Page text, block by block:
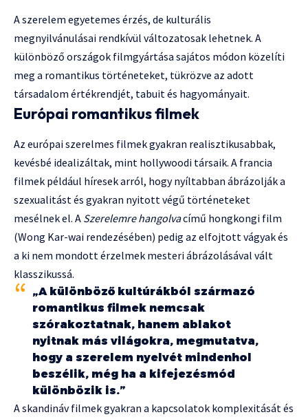
A szerelem egyetemes érzés, de kulturális
megnyilvánulásai rendkívül változatosak lehetnek. A
különböző országok filmgyártása sajátos módon közelíti
meg a romantikus történeteket, tükrözve az adott
társadalom értékrendjét, tabuit és hagyományait.
Európai romantikus filmek
Az európai szerelmes filmek gyakran realisztikusabbak,
kevésbé idealizáltak, mint hollywoodi társaik. A francia
filmek például híresek arról, hogy nyíltabban ábrázolják a
szexualitást és gyakran nyitott végű történeteket
mesélnek el. A Szerelemre hangolvacímű hongkongi film
(Wong Kar-wai rendezésében) pedig az elfojtott vágyak és
a ki nem mondott érzelmek mesteri ábrázolásával vált
klasszikussá.
„A különböző kultúrákból származó
romantikus filmek nemcsak
szórakoztatnak, hanem ablakot
nyitnak más világokra, megmutatva,
hogy a szerelem nyelvét mindenhol
beszélik, még ha a kifejezésmód
különbözik is.”
A skandináv filmek gyakran a kapcsolatok komplexitását és